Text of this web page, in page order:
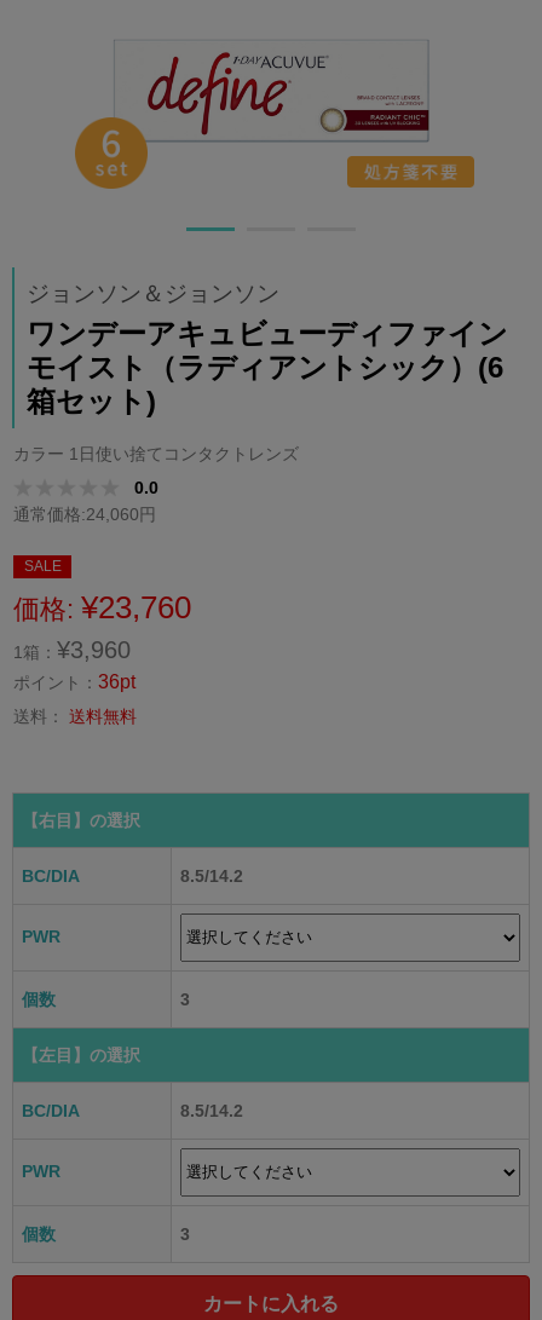
ジョンソン＆ジョンソン
ワンデーアキュビューディファイン
モイスト（ラディアントシック）(6
箱セット)
カラー 1日使い捨てコンタクトレンズ
0.0
通常価格:24,060円
SALE
価格: ¥23,760
1箱： ¥3,960
ポイント：36pt
送料：送料無料
【右目】 の選択
BC/DIA 8.5/14.2
PWR
個数 3
【左目】 の選択
BC/DIA 8.5/14.2
PWR
個数 3